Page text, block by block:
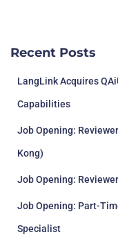
Recent Posts
LangLink Acquires
Capabilities
Job Opening:
Kong)
Job Opening:
Job Opening: Part-
Specialist